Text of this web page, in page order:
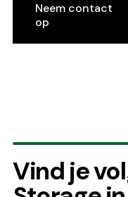
Neem contact
op
Vind je